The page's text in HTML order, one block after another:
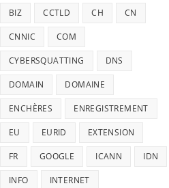
BIZ CCTLD CH CN
CNNIC COM
CYBERSQUATTING DNS
DOMAIN DOMAINE
ENCHÈRES ENREGISTREMENT
EU EURID EXTENSION
FR GOOGLE ICANN IDN
INFO INTERNET